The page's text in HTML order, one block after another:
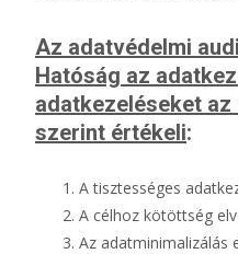
Az adatvédelmi
Hatóság az
adatkezeléseket
szerint értékeli:
A tisztességes
A célhoz kötöttség
Az adatminimalizálás